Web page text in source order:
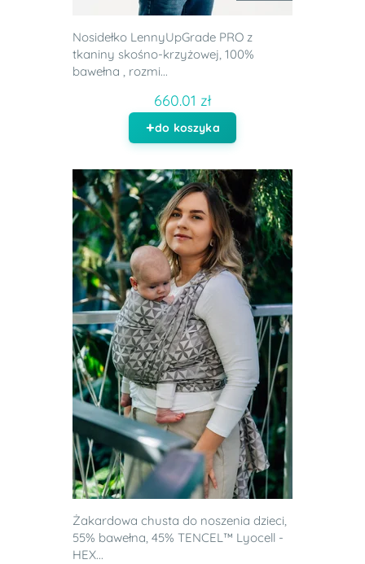
Nosidełko LennyUpGrade PRO z
tkaniny skośno-krzyżowej, 100%
bawełna , rozmi...
660.01 zł
do koszyka
Żakardowa chusta do noszenia dzieci,
55% bawełna, 45% TENCEL™ Lyocell -
HEX...